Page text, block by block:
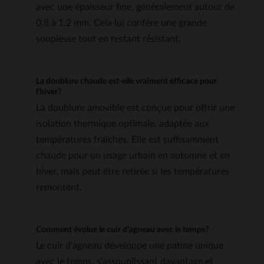
avec une épaisseur fine, généralement autour de
0,8 à 1,2 mm. Cela lui confère une grande
souplesse tout en restant résistant.
La doublure chaude est-elle vraiment efficace pour
l'hiver?
La doublure amovible est conçue pour offrir une
isolation thermique optimale, adaptée aux
températures fraîches. Elle est suffisamment
chaude pour un usage urbain en automne et en
hiver, mais peut être retirée si les températures
remontent.
Comment évolue le cuir d'agneau avec le temps?
Le cuir d'agneau développe une patine unique
avec le temps, s'assouplissant davantage et